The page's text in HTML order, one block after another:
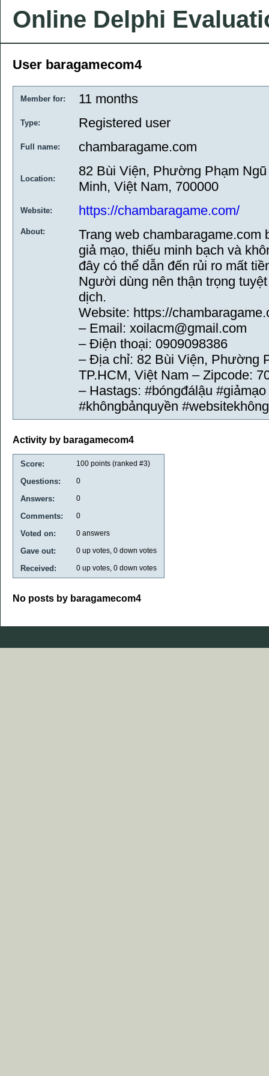
Online Delphi
User baragamecom4
Member for: 11 months
Type: Registered user
Full name: chambaragame.com
Location:
82 Bùi Viện, Phường Phạm
Minh, Việt Nam, 700000
Website: https://chambaragame.com/
About:
Trang web
giả mạo, thiếu minh bạch và
đây có thể dẫn đến rủi ro mất
Người dùng nên thận trọng
dịch.
Website: https://
– Email: xoilacm@gmail.com
– Điện thoại: 0909098386
– Địa chỉ: 82 Bùi Viện, Phường
TP.HCM, Việt Nam – Zipcode:
– Hastags: #bóngđálậu
#khôngbảnquyền
Activity by baragamecom4
Score: 100 points (ranked #3)
Questions: 0
Answers: 0
Comments: 0
Voted on: 0 answers
Gave out: 0 up votes, 0 down votes
Received: 0 up votes, 0 down votes
No posts by baragamecom4